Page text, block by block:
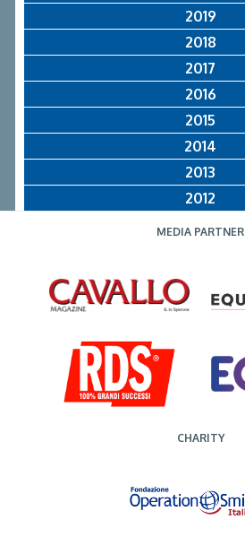
2019
2018
2017
2016
2015
2014
2013
2012
MEDIA PARTNER
CHARITY